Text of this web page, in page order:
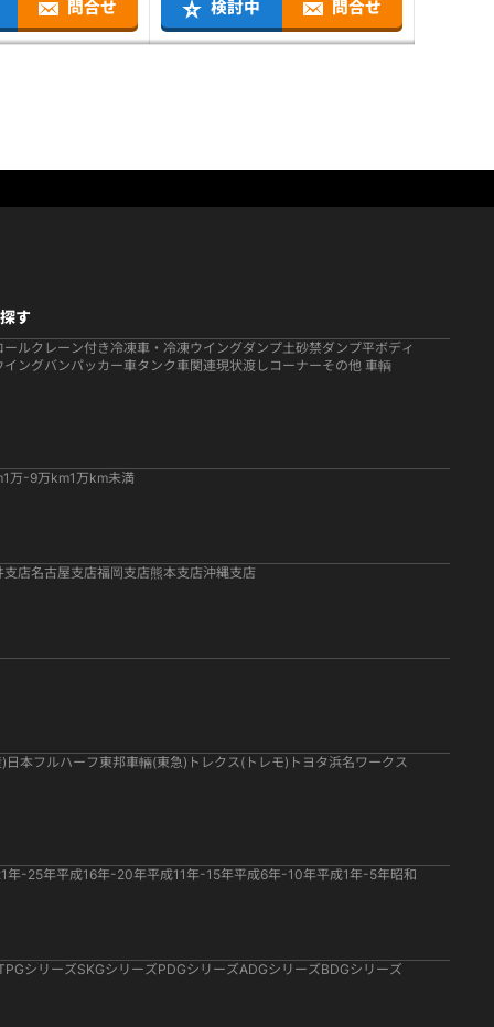
問合せ 検討中 問合せ
す
ールクレーン付き 冷凍車・冷凍ウイングダンプ土砂禁ダンプ平ボディ
イングバンパッカー車タンク車関連現状渡しコーナーその他 車輌
1万-9万km1万km未満
支店名古屋支店福岡支店熊本支店沖縄支店
日本フルハーフ 東邦車輛(東急) トレクス(トレモ) トヨタ浜名ワークス
年-25年平成16年-20年平成11年-15年平成6年-10年平成1年-5年昭和
シリーズSKGシリーズPDGシリーズADGシリーズBDGシリーズ